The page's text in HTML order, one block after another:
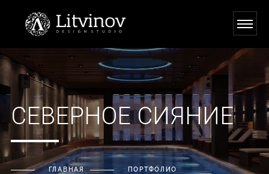
СЕВЕРНОЕ СИЯНИЕ
ГЛАВНАЯ ПОРТФОЛИО
Нужна помощь?
Оставьте свои контакты, мы Вам перезвоним!